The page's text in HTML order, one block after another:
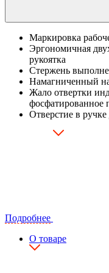
Маркировка
Эргономичная
рукоятка
Стержень
Намагниченный
Жало отвертки
фосфатированное
Отверстие в
Подробнее
О товаре